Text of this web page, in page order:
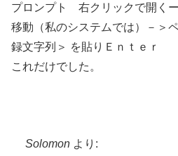
プロンプト 右クリックで開く
移動（私のシステムでは）－＞
録文字列＞ を貼りＥｎｔｅｒ
これだけでした。
Solomon より: